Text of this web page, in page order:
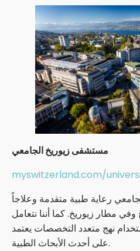
مستشفى زيوريخ الجامعي
myswitzerland.com/
رعاية طبية متقدمة وعلاجاً
مطار زيوريخ. كما أننا نتعامل
نهج متعدد التخصصات يعتمد
على أحدث الأبحاث الطبية.